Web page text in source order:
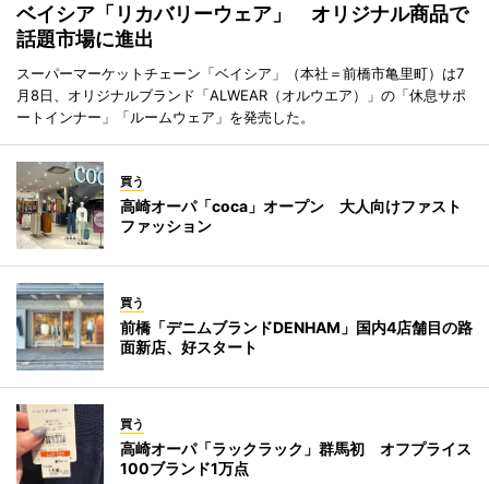
ベイシア「リカバリーウェア」 オリジナル商品で
話題市場に進出
スーパーマーケットチェーン「ベイシア」（本社＝前橋市亀里町）は7
月8日、オリジナルブランド「ALWEAR（オルウエア）」の「休息サポ
ートインナー」「ルームウェア」を発売した。
買う
高崎オーパ「coca」オープン 大人向けファスト
ファッション
買う
前橋「デニムブランドDENHAM」国内4店舗目の路
面新店、好スタート
買う
高崎オーパ「ラックラック」群馬初 オフプライス
100ブランド1万点